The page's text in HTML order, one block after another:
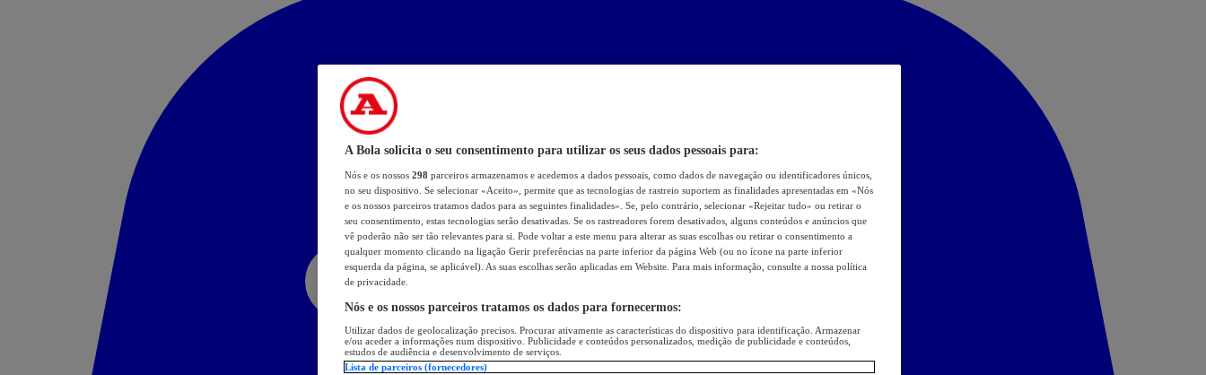
A Bola solicita o seu consentimento para utilizar os seus dados pessoais para:
Nós e os nossos 298 parceiros armazenamos e acedemos a dados pessoais, como dados de navegação ou identificadores únicos,
no seu dispositivo. Se selecionar «Aceito», permite que as tecnologias de rastreio suportem as finalidades apresentadas em «Nós
e os nossos parceiros tratamos dados para as seguintes finalidades». Se, pelo contrário, selecionar «Rejeitar tudo» ou retirar o
seu consentimento, estas tecnologias serão desativadas. Se os rastreadores forem desativados, alguns conteúdos e anúncios que
vê poderão não ser tão relevantes para si. Pode voltar a este menu para alterar as suas escolhas ou retirar o consentimento a
qualquer momento clicando na ligação Gerir preferências na parte inferior da página Web (ou no ícone na parte inferior
esquerda da página, se aplicável). As suas escolhas serão aplicadas em Website. Para mais informação, consulte a nossa política
de privacidade.
Nós e os nossos parceiros tratamos os dados para fornecermos:
Utilizar dados de geolocalização precisos. Procurar ativamente as características do dispositivo para identificação. Armazenar
e/ou aceder a informações num dispositivo. Publicidade e conteúdos personalizados, medição de publicidade e conteúdos,
estudos de audiência e desenvolvimento de serviços.
Lista de parceiros (fornecedores)